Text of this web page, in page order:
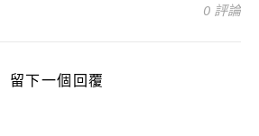
0 評論
留下一個回覆